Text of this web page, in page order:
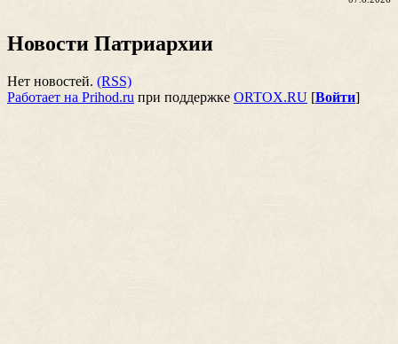
Новости Патриархии
Нет новостей. (RSS)
Работает на Prihod.ru при поддержке ORTOX.RU [Войти]